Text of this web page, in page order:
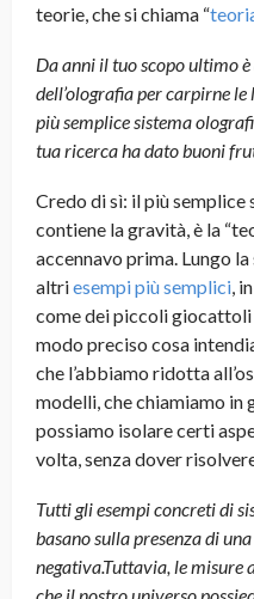
teorie, che si chiama “
Da anni il tuo scopo ultimo
dell’olografia per carpirne
più semplice sistema
tua ricerca ha dato buoni
Credo di sì: il più
contiene la gravità, è la
accennavo prima. Lungo
altriesempi più semplici,
come dei piccoli
modo preciso cosa
che l’abbiamo ridotta
modelli, che chiamiamo in
possiamo isolare certi
volta, senza dover
Tutti gli esempi concreti di
basano sulla presenza di
negativa.Tuttavia, le misure